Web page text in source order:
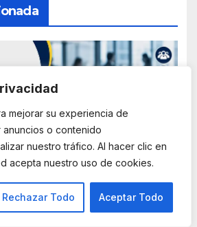
mejorar su experiencia de
o contenido
nuestro tráfico. Al hacer clic en
acepta nuestro uso de cookies.
Rechazar Todo Aceptar Todo
CURRICULUM VITAE
TECNOLOGÍA
ofertas
muestran el
la empresa?